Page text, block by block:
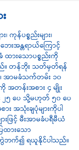
ကုန်ပစ္စည်းများ၊
ဘေးအန္တရာယ်ကြောင့်
ားသောပစ္စည်းကို
ည်။ တန်ဘိုး သတ်မှတ်ရန်
။ အာမခံသက်တမ်း ၁၀
တန်းအစား ၄ မျိုး
၅ ပေ သို့မဟုတ် ၅၀ ပေ
သုံးချပုံများကိုပါ
ဖြင့် မီးအာမခံပရီမီယံ
ားသော
ဘက်၍ ရယူနိုင်ပါသည်။